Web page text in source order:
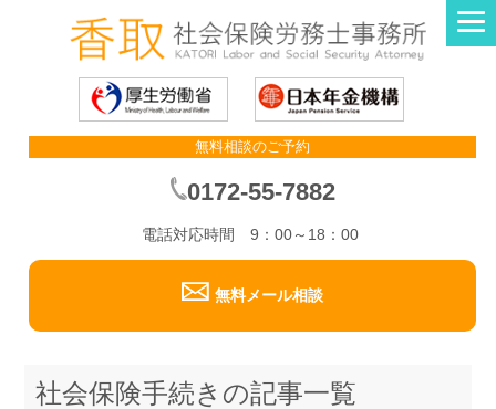
無料相談のご予約
0172-55-7882
電話対応時間 9：00～18：00
無料メール相談
社会保険手続きの記事一覧